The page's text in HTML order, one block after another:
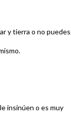
y tierra o no
insinúen o es muy